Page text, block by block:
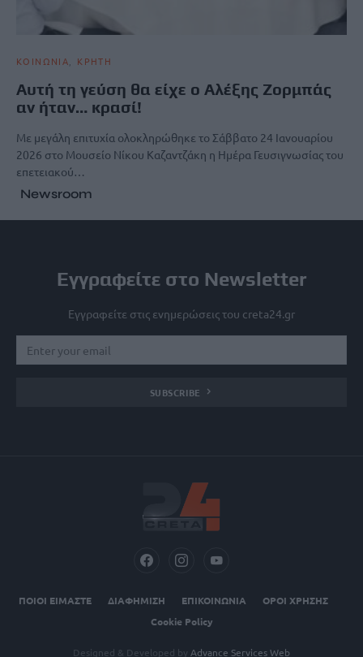
ΚΟΙΝΩΝΙΑ ΚΡΗΤΗ
Αυτή τη γεύση θα είχε ο Αλέξης Ζορμπάς
αν ήταν… κρασί!
Με μεγάλη επιτυχία ολοκληρώθηκε το Σάββατο 24 Ιανουαρίου
2026 στο Μουσείο Νίκου Καζαντζάκη η Ημέρα Γευσιγνωσίας του
επετειακού…
Newsroom
Εγγραφείτε στο Newsletter
Εγγραφείτε στις ενημερώσεις του creta24.gr
SUBSCRIBE
ΠΟΙΟΙ ΕΙΜΑΣΤΕ ΔΙΑΦΗΜΙΣΗ ΕΠΙΚΟΙΝΩΝΙΑ
ΟΡΟΙ ΧΡΗΣΗΣ
Cookie Policy
Designed & Developed by Advance Services Web